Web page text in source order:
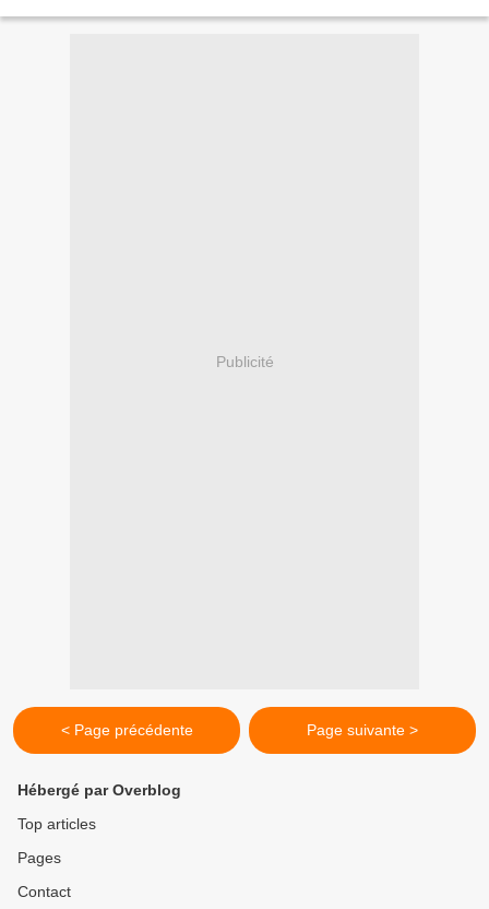
Publicité
< Page précédente Page suivante >
Hébergé par Overblog
Top articles
Pages
Contact